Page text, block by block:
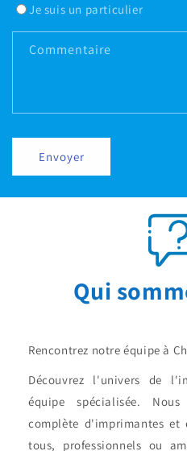
Je suis un particulier
Commentaire
Envoyer
Qui
Rencontrez notre équipe à
Découvrez l'univers de
équipe spécialisée.
complète d'imprimantes et
tous, professionnels ou